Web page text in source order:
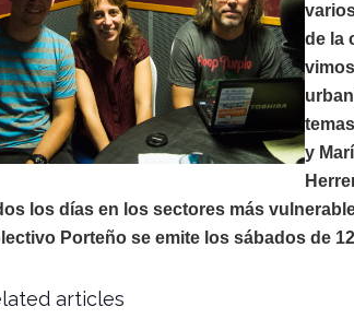
de la
y
los días en los sectores más
Porteño se emite los sábados de
articles